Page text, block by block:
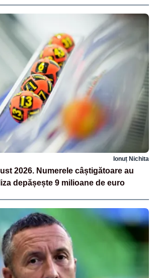
Ionuț Nichita
2026. Numerele câștigătoare au
depășește 9 milioane de euro